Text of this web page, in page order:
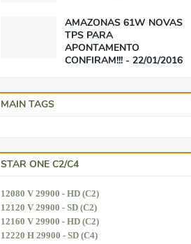
AMAZONAS 61W NOVAS
TPS PARA
APONTAMENTO
CONFIRAM!!! - 22/01/2016
MAIN TAGS
STAR ONE C2/C4
12080 V 29900 - HD (C2)
12120 V 29900 - SD (C2)
12160 V 29900 - HD (C2)
12220 H 29900 - SD (C4)